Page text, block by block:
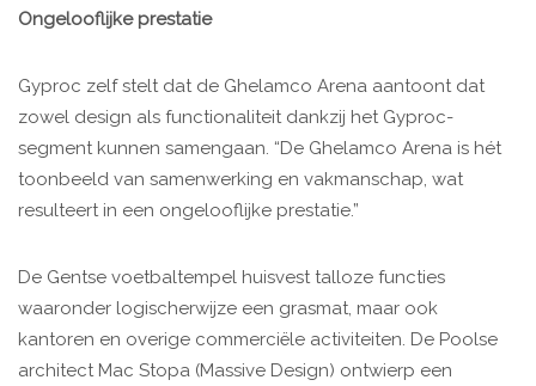
Ongelooflijke prestatie
Gyproc zelf stelt dat de Ghelamco Arena aantoont dat
zowel design als functionaliteit dankzij het Gyproc-
segment kunnen samengaan. “De Ghelamco Arena is hét
toonbeeld van samenwerking en vakmanschap, wat
resulteert in een ongelooflijke prestatie.”
De Gentse voetbaltempel huisvest talloze functies
waaronder logischerwijze een grasmat, maar ook
kantoren en overige commerciële activiteiten. De Poolse
architect Mac Stopa (Massive Design) ontwierp een